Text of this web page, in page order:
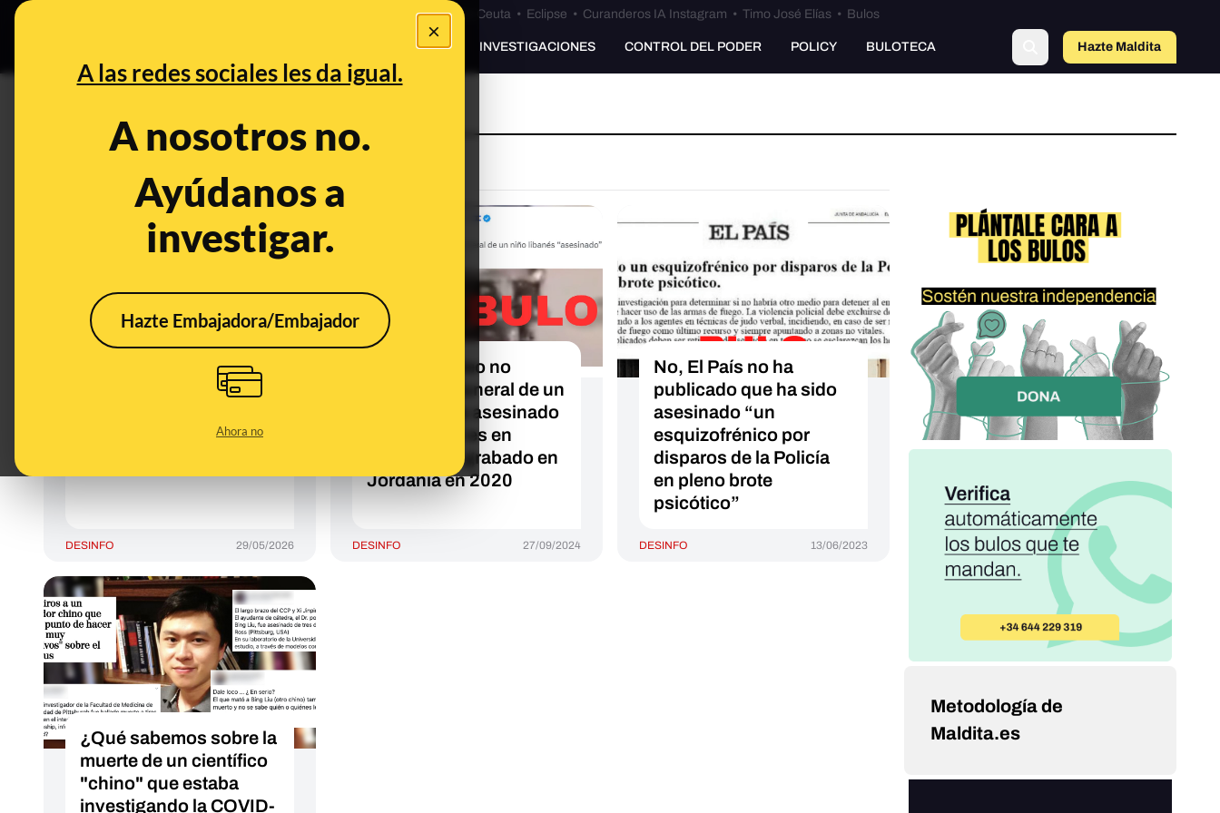
×
A las redes sociales les da igual.
A nosotros no.
Ayúdanos a
investigar.
Hazte Embajadora/Embajador
Ahora no
Especial Ceuta•Bulos Ceuta • Eclipse • Curanderos IA Instagram • Timo José Elías • Bulos
PREBUNKING INVESTIGACIONES CONTROL DEL PODER POLICY BULOTECA Hazte Maldita
asesinado
No, esta foto no es de
un niño "asesinado por
cemento" en Gaza: se
DESINFO 29/05/2026
No, este vídeo no
muestra el funeral de un
niño libanés asesinado
por Israel ni es en
Líbano: fue grabado en
Jordania en 2020
DESINFO 27/09/2024
No, El País no ha
publicado que ha sido
asesinado “un
esquizofrénico por
disparos de la Policía
en pleno brote
psicótico”
DESINFO 13/06/2023
¿Qué sabemos sobre la
muerte de un científico
"chino" que estaba
investigando la COVID-
Metodología de
Maldita.es